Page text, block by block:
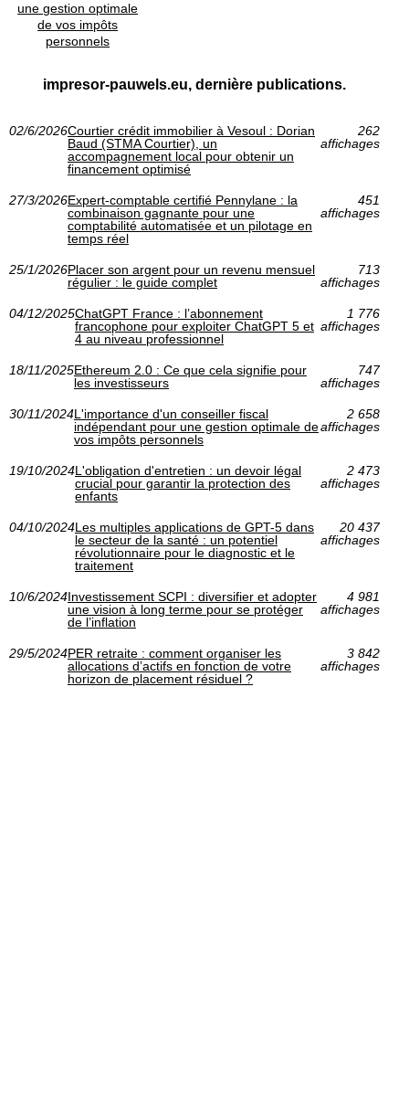
une gestion optimale
de vos impôts
personnels
impresor-pauwels.eu, dernière publications.
02/6/2026Courtier crédit immobilier à Vesoul : Dorian
Baud (STMA Courtier), un
accompagnement local pour obtenir un
financement optimisé
262
affichages
27/3/2026Expert-comptable certifié Pennylane : la
combinaison gagnante pour une
comptabilité automatisée et un pilotage en
temps réel
451
affichages
25/1/2026Placer son argent pour un revenu mensuel
régulier : le guide complet
713
affichages
04/12/2025ChatGPT France : l’abonnement
francophone pour exploiter ChatGPT 5 et
4 au niveau professionnel
1 776
affichages
18/11/2025Ethereum 2.0 : Ce que cela signifie pour
les investisseurs
747
affichages
30/11/2024L'importance d'un conseiller fiscal
indépendant pour une gestion optimale de
vos impôts personnels
2 658
affichages
19/10/2024L'obligation d'entretien : un devoir légal
crucial pour garantir la protection des
enfants
2 473
affichages
04/10/2024Les multiples applications de GPT-5 dans
le secteur de la santé : un potentiel
révolutionnaire pour le diagnostic et le
traitement
20 437
affichages
10/6/2024Investissement SCPI : diversifier et adopter
une vision à long terme pour se protéger
de l’inflation
4 981
affichages
29/5/2024PER retraite : comment organiser les
allocations d’actifs en fonction de votre
horizon de placement résiduel ?
3 842
affichages